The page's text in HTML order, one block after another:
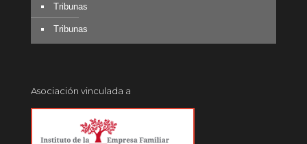
Tribunas
Tribunas
Asociación vinculada a